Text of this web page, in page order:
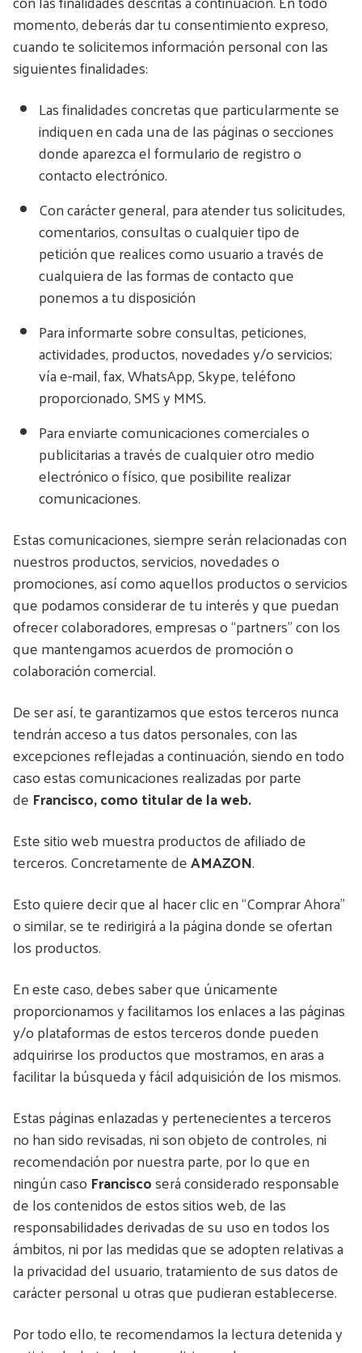
momento, deberás dar tu consentimiento expreso,
cuando te solicitemos información personal con las
siguientes finalidades:
Las finalidades concretas que particularmente se
indiquen en cada una de las páginas o secciones
donde aparezca el formulario de registro o
contacto electrónico.
Con carácter general, para atender tus solicitudes,
comentarios, consultas o cualquier tipo de
petición que realices como usuario a través de
cualquiera de las formas de contacto que
ponemos a tu disposición
Para informarte sobre consultas, peticiones,
actividades, productos, novedades y/o servicios;
vía e-mail, fax, WhatsApp, Skype, teléfono
proporcionado, SMS y MMS.
Para enviarte comunicaciones comerciales o
publicitarias a través de cualquier otro medio
electrónico o físico, que posibilite realizar
comunicaciones.
Estas comunicaciones, siempre serán relacionadas con
nuestros productos, servicios, novedades o
promociones, así como aquellos productos o servicios
que podamos considerar de tu interés y que puedan
ofrecer colaboradores, empresas o “partners” con los
que mantengamos acuerdos de promoción o
colaboración comercial.
De ser así, te garantizamos que estos terceros nunca
tendrán acceso a tus datos personales, con las
excepciones reflejadas a continuación, siendo en todo
caso estas comunicaciones realizadas por parte
de Francisco, como titular de la web.
Este sitio web muestra productos de afiliado de
terceros. Concretamente deAMAZON.
Esto quiere decir que al hacer clic en “Comprar Ahora”
o similar, se te redirigirá a la página donde se ofertan
los productos.
En este caso, debes saber que únicamente
proporcionamos y facilitamos los enlaces a las páginas
y/o plataformas de estos terceros donde pueden
adquirirse los productos que mostramos, en aras a
facilitar la búsqueda y fácil adquisición de los mismos.
Estas páginas enlazadas y pertenecientes a terceros
no han sido revisadas, ni son objeto de controles, ni
recomendación por nuestra parte, por lo que en
ningún caso Franciscoserá considerado responsable
de los contenidos de estos sitios web, de las
responsabilidades derivadas de su uso en todos los
ámbitos, ni por las medidas que se adopten relativas a
la privacidad del usuario, tratamiento de sus datos de
carácter personal u otras que pudieran establecerse.
Por todo ello, te recomendamos la lectura detenida y